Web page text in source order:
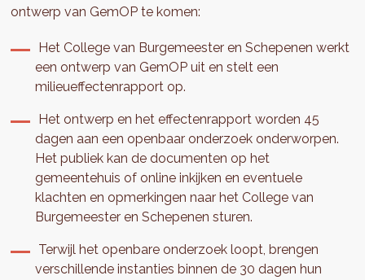
ontwerp van GemOP te komen:
Het College van Burgemeester en Schepenen werkt
een ontwerp van GemOP uit en stelt een
milieueffectenrapport op.
Het ontwerp en het effectenrapport worden 45
dagen aan een openbaar onderzoek onderworpen.
Het publiek kan de documenten op het
gemeentehuis of online inkijken en eventuele
klachten en opmerkingen naar het College van
Burgemeester en Schepenen sturen.
Terwijl het openbare onderzoek loopt, brengen
verschillende instanties binnen de 30 dagen hun